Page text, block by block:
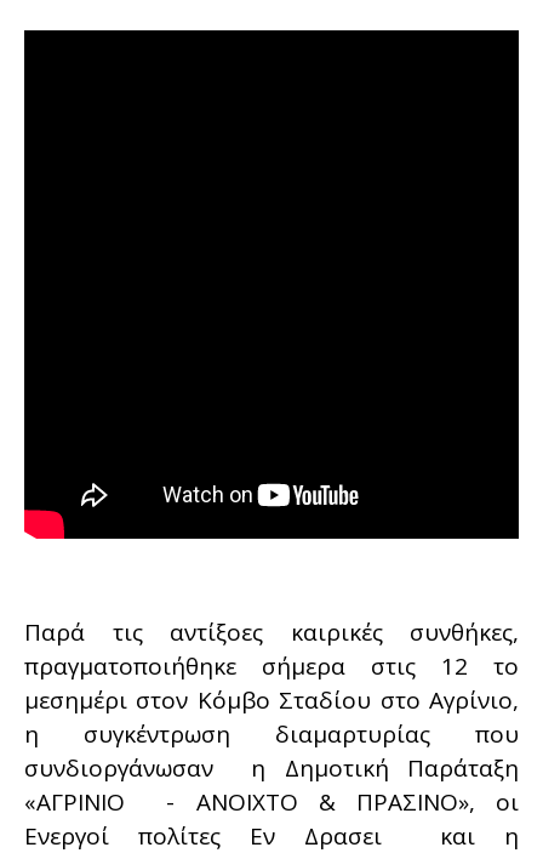
Παρά τις αντίξοες καιρικές συνθήκες,
πραγματοποιήθηκε σήμερα στις 12 το
μεσημέρι στον Κόμβο Σταδίου στο Αγρίνιο,
η συγκέντρωση διαμαρτυρίας που
συνδιοργάνωσαν η Δημοτική Παράταξη
«ΑΓΡΙΝΙΟ - ΑΝΟΙΧΤΟ & ΠΡΑΣΙΝΟ», οι
Ενεργοί πολίτες Εν Δρασει και η